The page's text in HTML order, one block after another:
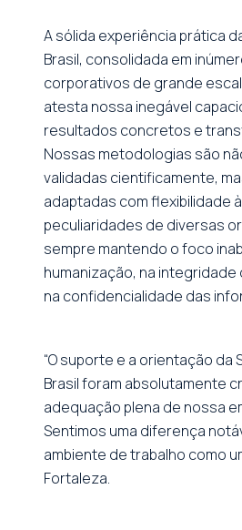
A sólida experiência prática
Brasil, consolidada em
corporativos de grande
atesta nossa inegável
resultados concretos e
Nossas metodologias são
validadas cientificamente,
adaptadas com flexibilidade
peculiaridades de diversas
sempre mantendo o foco
humanização, na
na confidencialidade das
“O suporte e a orientação da
Brasil foram absolutamente
adequação plena de nossa
Sentimos uma diferença
ambiente de trabalho como
Fortaleza.